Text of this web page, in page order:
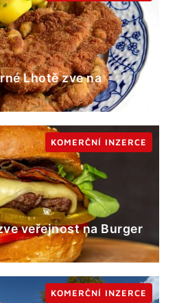
Lhotě zve na
veřejnost na Burger
KOMERČNÍ INZERCE
KOMERČNÍ INZERCE